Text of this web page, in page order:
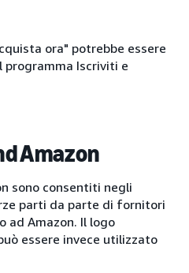
ora" potrebbe essere
Iscriviti e
Amazon
sono consentiti negli
parti da parte di fornitori
ad Amazon. Il logo
essere invece utilizzato